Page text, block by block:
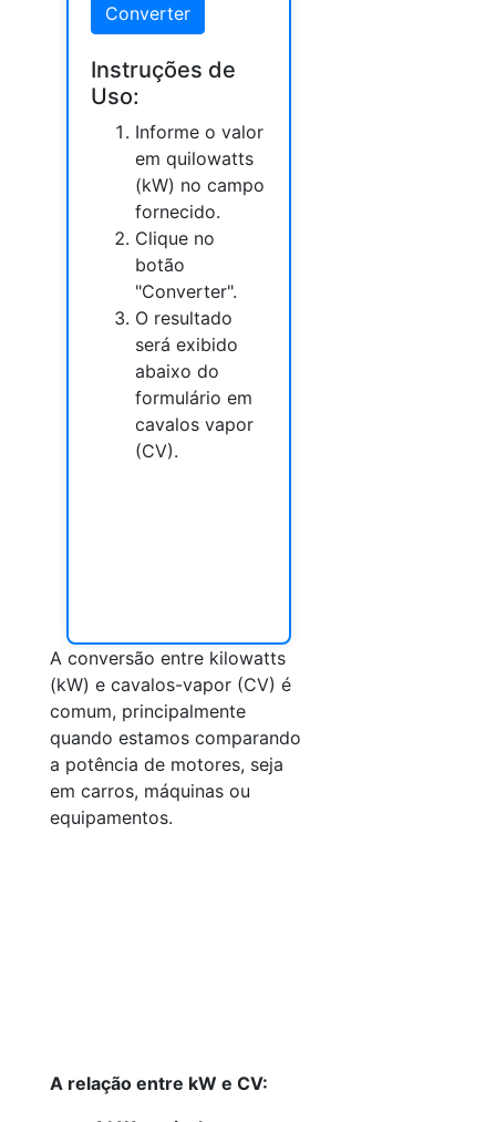
Converter
Instruções de
Uso:
Informe o valor
em quilowatts
(kW) no campo
fornecido.
Clique no
botão
"Converter".
O resultado
será exibido
abaixo do
formulário em
cavalos vapor
(CV).
A conversão entre kilowatts
(kW) e cavalos-vapor (CV) é
comum, principalmente
quando estamos comparando
a potência de motores, seja
em carros, máquinas ou
equipamentos.
A relação entre kW e CV: